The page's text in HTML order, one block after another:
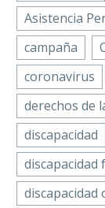
Asistencia
campaña
coronavirus
derechos de
discapacidad
discapacidad
discapacidad